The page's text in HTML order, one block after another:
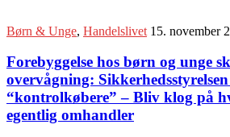
Børn & Unge, Handelslivet 15. november
Forebyggelse hos børn og unge
overvågning:
“kontrolkøbere” – Bliv klog på
egentlig omhandler